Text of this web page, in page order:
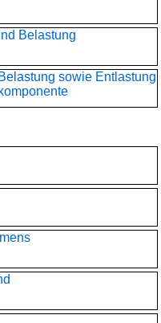
Belastung
sowie Entlastung